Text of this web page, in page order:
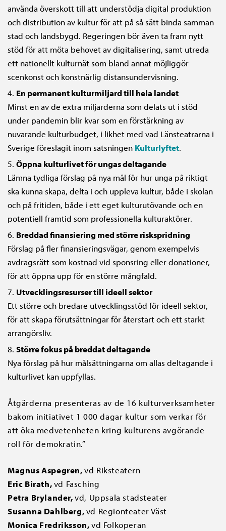
använda överskott till att understödja digital produktion
och distribution av kultur för att på så sätt binda samman
stad och landsbygd. Regeringen bör även ta fram nytt
stöd för att möta behovet av digitalisering, samt utreda
ett nationellt kulturnät som bland annat möjliggör
scenkonst och konstnärlig distansundervisning.
En permanent kulturmiljard till hela landet
Minst en av de extra miljarderna som delats ut i stöd
under pandemin blir kvar som en förstärkning av
nuvarande kulturbudget, i likhet med vad Länsteatrarna i
Sverige föreslagit inom satsningen Kulturlyftet.
Öppna kulturlivet för ungas deltagande
Lämna tydliga förslag på nya mål för hur unga på riktigt
ska kunna skapa, delta i och uppleva kultur, både i skolan
och på fritiden, både i ett eget kulturutövande och en
potentiell framtid som professionella kulturaktörer.
Breddad finansiering med större riskspridning
Förslag på fler finansieringsvägar, genom exempelvis
avdragsrätt som kostnad vid sponsring eller donationer,
för att öppna upp för en större mångfald.
Utvecklingsresurser till ideell sektor
Ett större och bredare utvecklingsstöd för ideell sektor,
för att skapa förutsättningar för återstart och ett starkt
arrangörsliv.
Större fokus på breddat deltagande
Nya förslag på hur målsättningarna om allas deltagande i
kulturlivet kan uppfyllas.
Åtgärderna presenteras av de 16 kulturverksamheter
bakom initiativet 1 000 dagar kultur som verkar för
att öka medvetenheten kring kulturens avgörande
roll för demokratin.”
Magnus Aspegren,vd Riksteatern
Eric Birath,vd Fasching
Petra Brylander,vd, Uppsala stadsteater
Susanna Dahlberg,vd Regionteater Väst
Monica Fredriksson,vd Folkoperan